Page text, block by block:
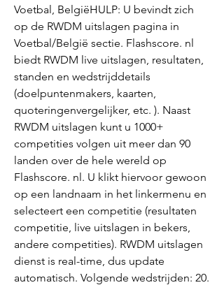
Voetbal, BelgiëHULP: U bevindt zich
op de RWDM uitslagen pagina in
Voetbal/België sectie. Flashscore. nl
biedt RWDM live uitslagen, resultaten,
standen en wedstrijddetails
(doelpuntenmakers, kaarten,
quoteringenvergelijker, etc. ). Naast
RWDM uitslagen kunt u 1000+
competities volgen uit meer dan 90
landen over de hele wereld op
Flashscore. nl. U klikt hiervoor gewoon
op een landnaam in het linkermenu en
selecteert een competitie (resultaten
competitie, live uitslagen in bekers,
andere competities). RWDM uitslagen
dienst is real-time, dus update
automatisch. Volgende wedstrijden: 20.